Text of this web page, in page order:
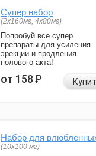
Супер набор
(2х160мг, 4х80мг)
Попробуй все супер
препараты для усиления
эрекции и продления
полового акта!
от 158Р
Набор для
(10х100 мг)